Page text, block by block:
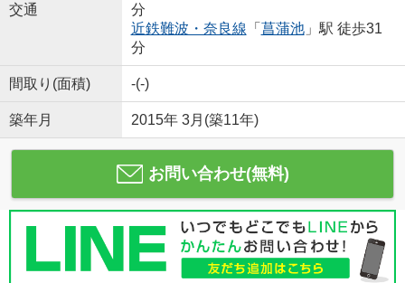
交通
分
近鉄難波・奈良線 「 菖蒲池」駅 徒歩31
分
間取り(面積) -(-)
築年月 2015年 3月(築11年)
お問い合わせ(無料)